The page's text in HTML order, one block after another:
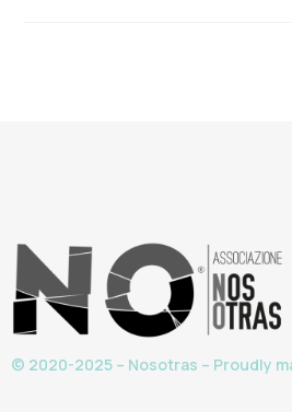
© 2020-2025 – Nosotras – Proudly